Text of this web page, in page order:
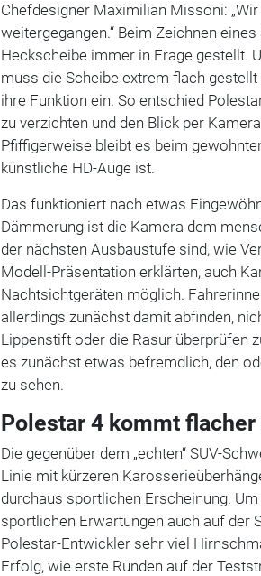
Chefdesigner Maximilian Missoni:
weitergegangen.“ Beim Zeichnen
Heckscheibe immer in Frage gestellt.
muss die Scheibe extrem flach
ihre Funktion ein. So entschied
zu verzichten und den Blick per
Pfiffigerweise bleibt es beim
künstliche HD-Auge ist.
Das funktioniert nach etwas
Dämmerung ist die Kamera dem
der nächsten Ausbaustufe sind, wie
Modell-Präsentation erklärten, auch
Nachtsichtgeräten möglich.
allerdings zunächst damit abfinden,
Lippenstift oder die Rasur überprüfen
es zunächst etwas befremdlich, den
zu sehen.
Polestar 4 kommt flacher
Die gegenüber dem „echten“ SUV-
Linie mit kürzeren
durchaus sportlichen Erscheinung.
sportlichen Erwartungen auch auf der
Polestar-Entwickler sehr viel
Erfolg, wie erste Runden auf der